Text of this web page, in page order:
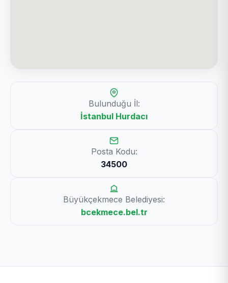
Bulunduğu İl:
İstanbul Hurdacı
Posta Kodu:
34500
Büyükçekmece Belediyesi:
bcekmece.bel.tr